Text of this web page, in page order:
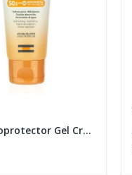
Isdin Fotoprotector Gel Crema SPF50+ 100ml